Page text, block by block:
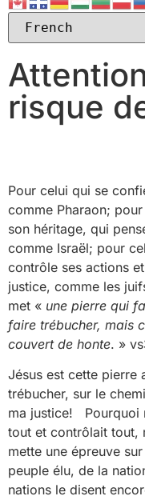
risque
Pour celui qui se
comme Pharaon;
son héritage, qui
comme Israël; pour
contrôle ses actions
justice, comme les
met « une pierre qui
faire trébucher, mais
couvert de honte. »
Jésus est cette
trébucher, sur le
ma justice! Pourquoi
tout et contrôlait tout,
mette une épreuve
peuple élu, de la
nations le disent